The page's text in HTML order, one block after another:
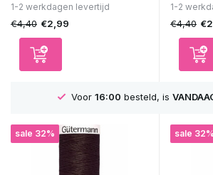
1-2 werkdagen levertijd
€4,40 €2,99
1-2
€4,40
besteld, isVANDAAGverstuurd
sale 32% sale 32%